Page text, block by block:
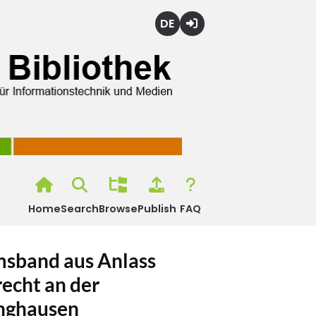
HomeSearchBrowsePublish FAQ
aus Anlass
an der